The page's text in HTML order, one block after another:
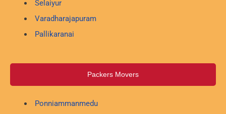
Selaiyur
Varadharajapuram
Pallikaranai
Packers Movers
Ponniammanmedu